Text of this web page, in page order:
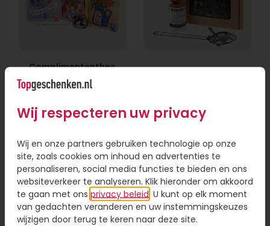
Complimententhee
12,95
Thee cadeau Lief
12,95
Bestel
Wij respecteren uw privacy
Wij en onze partners gebruiken technologie op onze
site, zoals cookies om inhoud en advertenties te
personaliseren, social media functies te bieden en ons
websiteverkeer te analyseren. Klik hieronder om akkoord
te gaan met ons privacy beleid . U kunt op elk moment
van gedachten veranderen en uw instemmingskeuzes
wijzigen door terug te keren naar deze site.